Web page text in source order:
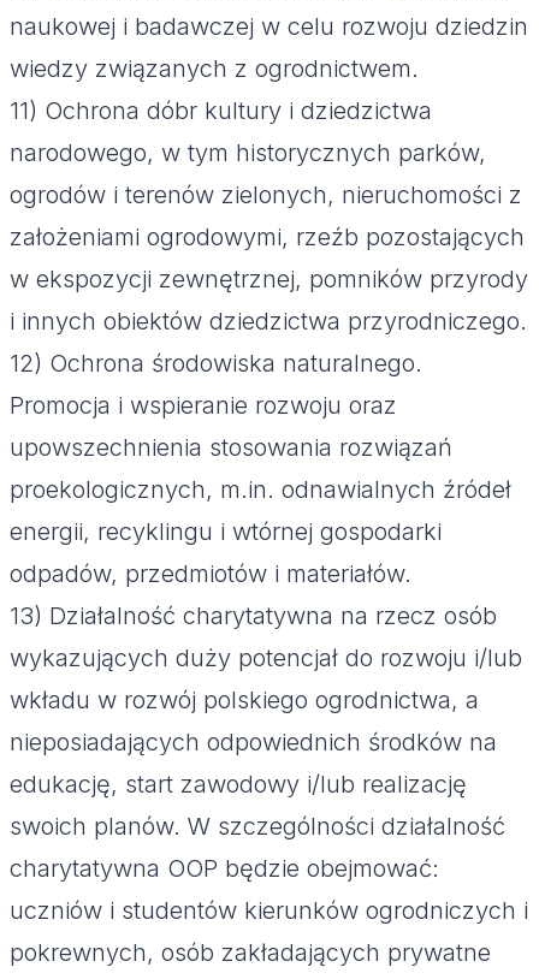
naukowej i badawczej w celu rozwoju dziedzin
wiedzy związanych z ogrodnictwem.
11) Ochrona dóbr kultury i dziedzictwa
narodowego, w tym historycznych parków,
ogrodów i terenów zielonych, nieruchomości z
założeniami ogrodowymi, rzeźb pozostających
w ekspozycji zewnętrznej, pomników przyrody
i innych obiektów dziedzictwa przyrodniczego.
12) Ochrona środowiska naturalnego.
Promocja i wspieranie rozwoju oraz
upowszechnienia stosowania rozwiązań
proekologicznych, m.in. odnawialnych źródeł
energii, recyklingu i wtórnej gospodarki
odpadów, przedmiotów i materiałów.
13) Działalność charytatywna na rzecz osób
wykazujących duży potencjał do rozwoju i/lub
wkładu w rozwój polskiego ogrodnictwa, a
nieposiadających odpowiednich środków na
edukację, start zawodowy i/lub realizację
swoich planów. W szczególności działalność
charytatywna OOP będzie obejmować:
uczniów i studentów kierunków ogrodniczych i
pokrewnych, osób zakładających prywatne